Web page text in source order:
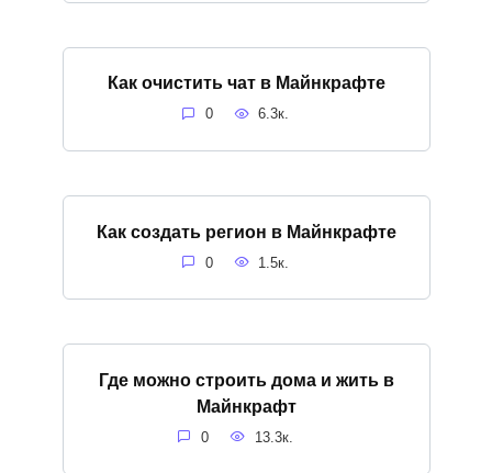
Как очистить чат в Майнкрафте
0 6.3к.
Как создать регион в Майнкрафте
0 1.5к.
Где можно строить дома и жить в
Майнкрафт
0 13.3к.